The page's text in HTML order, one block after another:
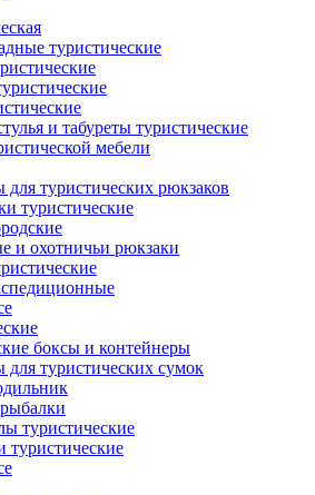
туристические
и табуреты туристические
мебели
для туристических рюкзаков
туристические
и охотничьи рюкзаки
боксы и контейнеры
для туристических сумок
туристические
туристические